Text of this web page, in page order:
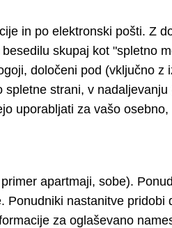
in po elektronski pošti. Z
skupaj kot "spletno
določeni pod (vključno z
strani, v nadaljevanju
uporabljati za vašo osebno,
apartmaji, sobe).
Ponudniki nastanitve pridobi
za oglaševano